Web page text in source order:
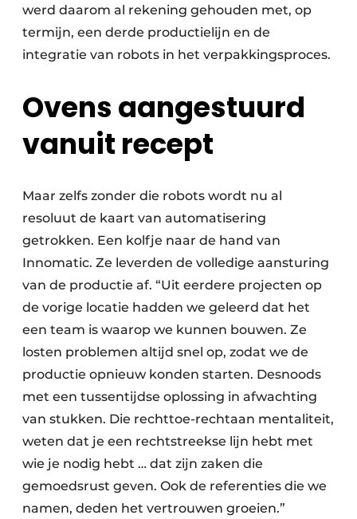
werd daarom al rekening gehouden met, op
termijn, een derde productielijn en de
integratie van robots in het verpakkingsproces.
Ovens aangestuurd
vanuit recept
Maar zelfs zonder die robots wordt nu al
resoluut de kaart van automatisering
getrokken. Een kolfje naar de hand van
Innomatic. Ze leverden de volledige aansturing
van de productie af. “Uit eerdere projecten op
de vorige locatie hadden we geleerd dat het
een team is waarop we kunnen bouwen. Ze
losten problemen altijd snel op, zodat we de
productie opnieuw konden starten. Desnoods
met een tussentijdse oplossing in afwachting
van stukken. Die rechttoe-rechtaan mentaliteit,
weten dat je een rechtstreekse lijn hebt met
wie je nodig hebt … dat zijn zaken die
gemoedsrust geven. Ook de referenties die we
namen, deden het vertrouwen groeien.”